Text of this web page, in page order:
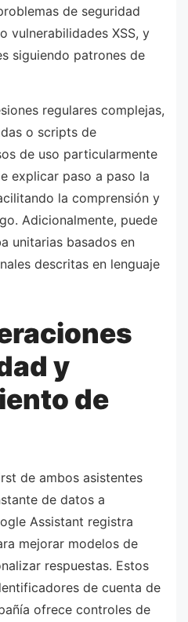
de seguridad
vulnerabilidades XSS, y
siguiendo patrones de
regulares complejas,
o scripts de
de uso particularmente
explicar paso a paso la
la comprensión y
Adicionalmente, puede
unitarias basados en
descritas en lenguaje
y
de
de ambos asistentes
de datos a
Assistant registra
mejorar modelos de
respuestas. Estos
de cuenta de
ofrece controles de